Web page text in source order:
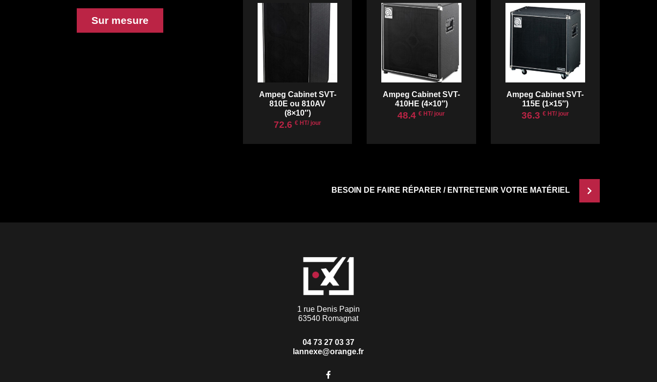
Sur mesure
Ampeg Cabinet SVT-
810E ou 810AV
(8×10″)
72.6€ HT/ jour
Ampeg Cabinet SVT-
410HE (4×10″)
48.4€ HT/ jour
Ampeg Cabinet SVT-
115E (1×15″)
36.3 € HT/ jour
BESOIN DE FAIRE RÉPARER / ENTRETENIR VOTRE MATÉRIEL
1 rue Denis Papin
63540 Romagnat
04 73 27 03 37
lannexe@orange.fr